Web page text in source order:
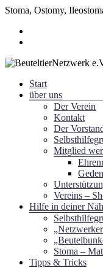
Stoma, Ostomy,
Zum
Inhalt
BeuteltierNetzwerk
~ Schicksal verbindet ~
Menü
Start
über uns
Der Verein
Kontakt
Der
Mitglied
Vereins –
Hilfe in deiner
Stoma –
Tipps & Tricks